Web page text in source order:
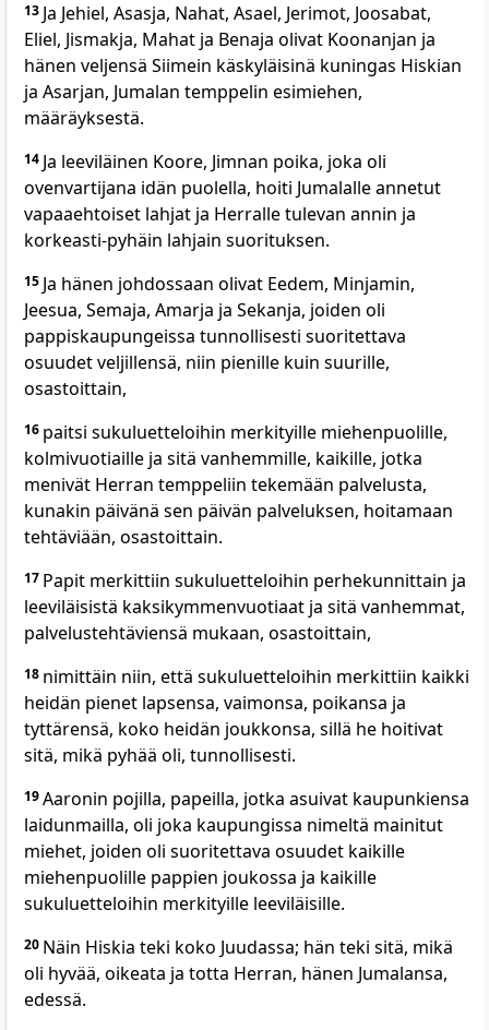
13 Ja Jehiel, Asasja, Nahat, Asael, Jerimot, Joosabat,
Eliel, Jismakja, Mahat ja Benaja olivat Koonanjan ja
hänen veljensä Siimein käskyläisinä kuningas Hiskian
ja Asarjan, Jumalan temppelin esimiehen,
määräyksestä.
14 Ja leeviläinen Koore, Jimnan poika, joka oli
ovenvartijana idän puolella, hoiti Jumalalle annetut
vapaaehtoiset lahjat ja Herralle tulevan annin ja
korkeasti-pyhäin lahjain suorituksen.
15 Ja hänen johdossaan olivat Eedem, Minjamin,
Jeesua, Semaja, Amarja ja Sekanja, joiden oli
pappiskaupungeissa tunnollisesti suoritettava
osuudet veljillensä, niin pienille kuin suurille,
osastoittain,
16 paitsi sukuluetteloihin merkityille miehenpuolille,
kolmivuotiaille ja sitä vanhemmille, kaikille, jotka
menivät Herran temppeliin tekemään palvelusta,
kunakin päivänä sen päivän palveluksen, hoitamaan
tehtäviään, osastoittain.
17 Papit merkittiin sukuluetteloihin perhekunnittain ja
leeviläisistä kaksikymmenvuotiaat ja sitä vanhemmat,
palvelustehtäviensä mukaan, osastoittain,
18 nimittäin niin, että sukuluetteloihin merkittiin kaikki
heidän pienet lapsensa, vaimonsa, poikansa ja
tyttärensä, koko heidän joukkonsa, sillä he hoitivat
sitä, mikä pyhää oli, tunnollisesti.
19Aaronin pojilla, papeilla, jotka asuivat kaupunkiensa
laidunmailla, oli joka kaupungissa nimeltä mainitut
miehet, joiden oli suoritettava osuudet kaikille
miehenpuolille pappien joukossa ja kaikille
sukuluetteloihin merkityille leeviläisille.
20 Näin Hiskia teki koko Juudassa; hän teki sitä, mikä
oli hyvää, oikeata ja totta Herran, hänen Jumalansa,
edessä.